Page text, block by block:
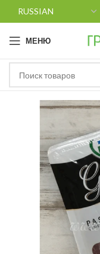
МЕНЮ